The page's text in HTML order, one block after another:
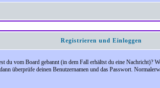
Registrieren und Einloggen
vom Board gebannt (in dem Fall erhältst du eine Nachricht)?
überprüfe deinen Benutzernamen und das Passwort.